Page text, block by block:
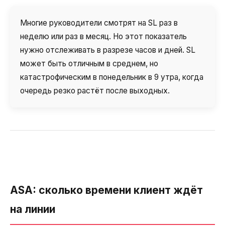
Многие руководители смотрят на SL раз в
неделю или раз в месяц. Но этот показатель
нужно отслеживать в разрезе часов и дней. SL
может быть отличным в среднем, но
катастрофическим в понедельник в 9 утра, когда
очередь резко растёт после выходных.
ASA: сколько времени клиент ждёт
на линии